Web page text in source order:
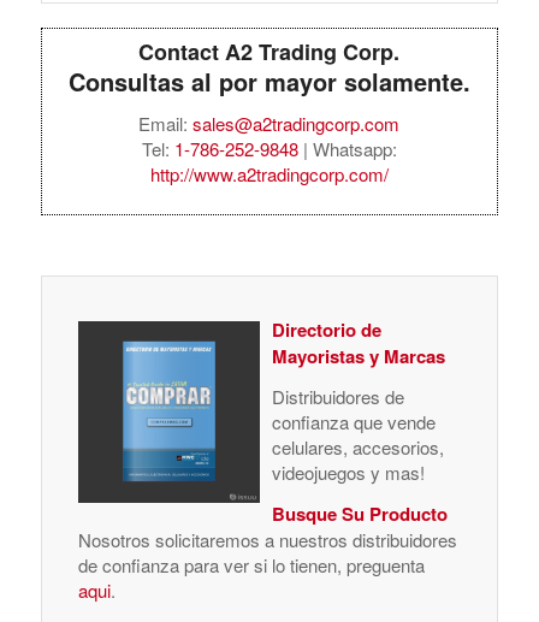
Contact A2 Trading Corp.
Consultas al por mayor solamente.
Email:sales@a2tradingcorp.com
Tel: 1-786-252-9848| Whatsapp:
http://www.a2tradingcorp.com/
Directorio de
Mayoristas y Marcas
Distribuidores de
confianza que vende
celulares, accesorios,
videojuegos y mas!
Busque Su Producto
Nosotros solicitaremos a nuestros distribuidores
de confianza para ver si lo tienen, preguenta
aqui.